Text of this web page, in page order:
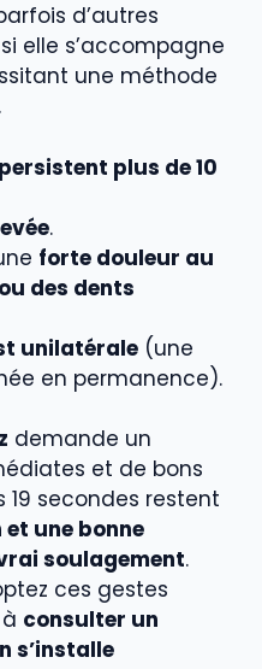
d’autres
elle s’accompagne
une méthode
.
persistent plus de 10
.
forte douleur au
des dents
unilatérale (une
en permanence).
demande un
et de bons
19 secondes restent
une bonne
soulagement.
ces gestes
consulter un
s’installe